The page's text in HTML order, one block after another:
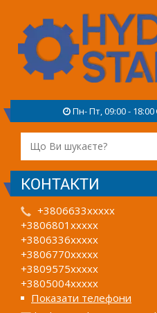
Пн- Пт, 09:00 - 18:00
КОНТАКТИ
+3806633xxxxx
+3806801xxxxx
+3806336xxxxx
+3806770xxxxx
+3809575xxxxx
+3805004xxxxx
Показати телефони